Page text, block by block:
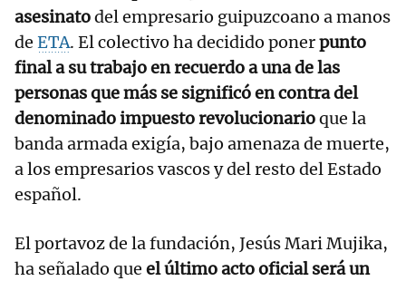
asesinatodel empresario guipuzcoano a manos
de ETA. El colectivo ha decidido ponerpunto
final a su trabajo en recuerdo a una de las
personas que más se significó en contra del
denominado impuesto revolucionarioque la
banda armada exigía, bajo amenaza de muerte,
a los empresarios vascos y del resto del Estado
español.
El portavoz de la fundación, Jesús Mari Mujika,
ha señalado que el último acto oficial será un